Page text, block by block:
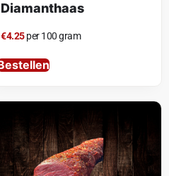
Diamanthaas
€4.25per 100 gram